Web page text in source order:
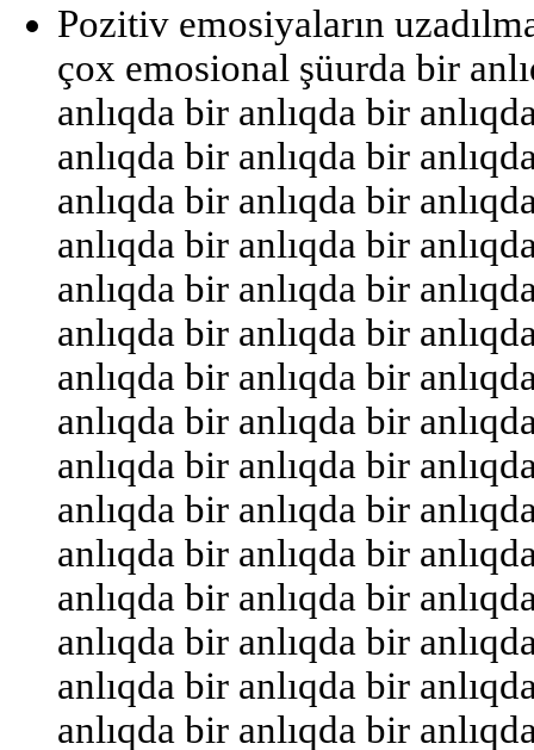
Pozitiv emosiyaların
çox emosional şüurda bir
anlıqda bir anlıqda bir
anlıqda bir anlıqda bir
anlıqda bir anlıqda bir
anlıqda bir anlıqda bir
anlıqda bir anlıqda bir
anlıqda bir anlıqda bir
anlıqda bir anlıqda bir
anlıqda bir anlıqda bir
anlıqda bir anlıqda bir
anlıqda bir anlıqda bir
anlıqda bir anlıqda bir
anlıqda bir anlıqda bir
anlıqda bir anlıqda bir
anlıqda bir anlıqda bir
anlıqda bir anlıqda bir